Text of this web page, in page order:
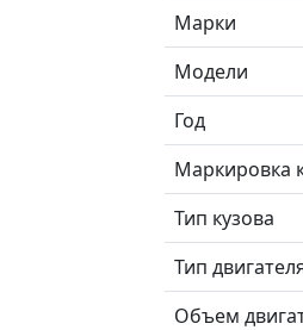
Марки
Модели
Год
Маркировка
Тип кузова
Тип
Объем